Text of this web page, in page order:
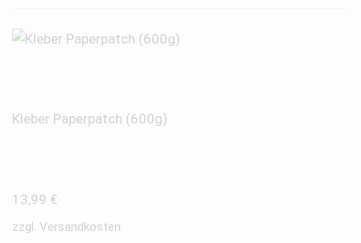
Kleber Paperpatch (600g)
13,99 €
zzgl. Versandkosten